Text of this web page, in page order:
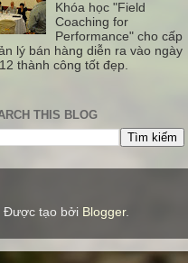
Khóa học "Field
Coaching for
Performance" cho cấp
lý bán hàng diễn ra vào ngày
thành công tốt đẹp.
THIS BLOG
Được tạo bởi Blogger.